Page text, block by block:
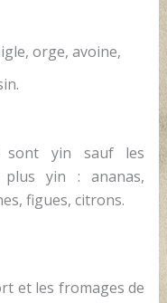
orge, avoine,
sont yin sauf les
yin : ananas,
figues, citrons.
et les fromages de